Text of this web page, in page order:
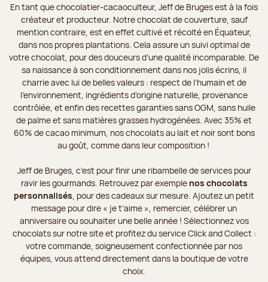
En tant que chocolatier-cacaoculteur, Jeff de Bruges est à la fois
créateur et producteur. Notre chocolat de couverture, sauf
mention contraire, est en effet cultivé et récolté en Équateur,
dans nos propres plantations. Cela assure un suivi optimal de
votre chocolat, pour des douceurs d’une qualité incomparable. De
sa naissance à son conditionnement dans nos jolis écrins, il
charrie avec lui de belles valeurs : respect de l’humain et de
l’environnement, ingrédients d’origine naturelle, provenance
contrôlée, et enfin des recettes garanties sans OGM, sans huile
de palme et sans matières grasses hydrogénées. Avec 35% et
60% de cacao minimum, nos chocolats au lait et noir sont bons
au goût, comme dans leur composition !
Jeff de Bruges, c’est pour finir une ribambelle de services pour
ravir les gourmands. Retrouvez par exemple nos chocolats
personnalisés , pour des cadeaux sur mesure. Ajoutez un petit
message pour dire « je t’aime », remercier, célébrer un
anniversaire ou souhaiter une belle année ! Sélectionnez vos
chocolats sur notre site et profitez du service Click and Collect :
votre commande, soigneusement confectionnée par nos
équipes, vous attend directement dans la boutique de votre
choix.